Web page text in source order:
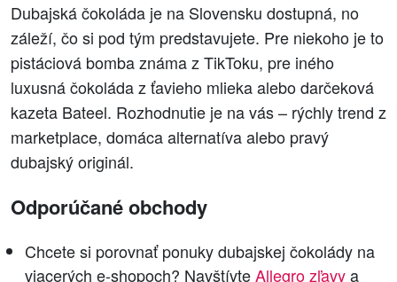
Dubajská čokoláda je na Slovensku dostupná, no
záleží, čo si pod tým predstavujete. Pre niekoho je to
pistáciová bomba známa z TikToku, pre iného
luxusná čokoláda z ťavieho mlieka alebo darčeková
kazeta Bateel. Rozhodnutie je na vás – rýchly trend z
marketplace, domáca alternatíva alebo pravý
dubajský originál.
Odporúčané obchody
Chcete si porovnať ponuky dubajskej čokolády na
viacerých e-shopoch? NavštívteAllegro zľavya